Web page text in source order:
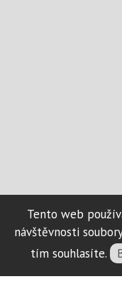
Tento web
návštěvnosti
tím souhlasíte.